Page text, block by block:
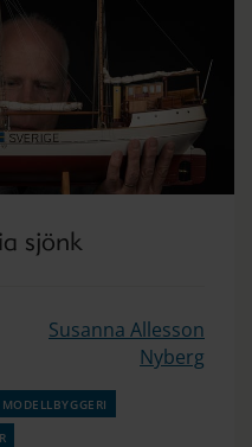
sjönk
Susanna Allesson
Nyberg